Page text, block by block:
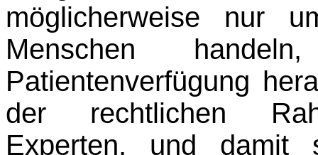
möglicherweise nur
Menschen
Patientenverfügung
der rechtlichen
Experten, und da­mit